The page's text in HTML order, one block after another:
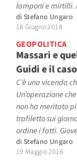
lamponi e mirtilli.
di Stefano Ungaro
18 Giugno 2018
GEOPOLITICA
Massari e
Guidi e il
C’è una vicenda
Un’operazione
non ha meritato
trafiletto sui
ordine i fatti.
di Stefano Ungaro
19 Maggio 2016